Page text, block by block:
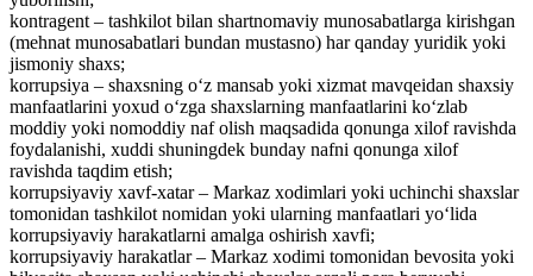
kontragent – tashkilot bilan shartnomaviy munosabatlarga kirishgan
(mehnat munosabatlari bundan mustasno) har qanday yuridik yoki
jismoniy shaxs;
korrupsiya – shaxsning o‘z mansab yoki xizmat mavqeidan shaxsiy
manfaatlarini yoxud o‘zga shaxslarning manfaatlarini ko‘zlab
moddiy yoki nomoddiy naf olish maqsadida qonunga xilof ravishda
foydalanishi, xuddi shuningdek bunday nafni qonunga xilof
ravishda taqdim etish;
korrupsiyaviy xavf-xatar – Markaz xodimlari yoki uchinchi shaxslar
tomonidan tashkilot nomidan yoki ularning manfaatlari yo‘lida
korrupsiyaviy harakatlarni amalga oshirish xavfi;
korrupsiyaviy harakatlar – Markaz xodimi tomonidan bevosita yoki